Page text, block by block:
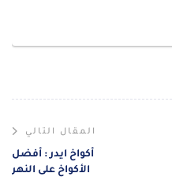
المقال التالي
أكواخ ايدر : أفضل
الأكواخ على النهر